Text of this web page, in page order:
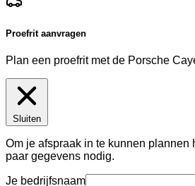
Proefrit aanvragen
Plan een proefrit met de Porsche
Sluiten
Om je afspraak in te kunnen plannen
paar gegevens nodig.
Je bedrijfsnaam